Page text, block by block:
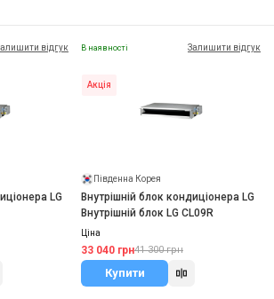
відгук
LG
В наявності Залишити відгук
Акція
Південна Корея
Внутрішній блок кондиціонера LG
Внутрішній блок LG CL09R
Ціна
33 040 грн41 300 грн
Купити